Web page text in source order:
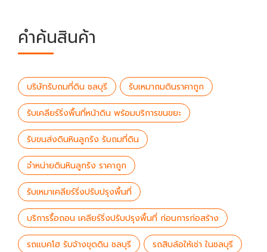
คำค้นสินค้า
บริษัทรับถมที่ดิน ชลบุรี รับเหมาถมดินราคาถูก
รับเคลียร์ริ่งพื้นที่หน้าดิน พร้อมบริการขนขยะ
รับขนส่งดินหินลูกรัง รับถมที่ดิน
จำหน่ายดินหินลูกรัง ราคาถูก
รับเหมาเคลียร์ริ่งปรับปรุงพื้นที่
บริการรื้อถอน เคลียร์ริ่งปรับปรุงพื้นที่ ก่อนการก่อสร้าง
รถแบคโฮ รับจ้างขุดดิน ชลบุรี รถสิบล้อให้เช่า ในชลบุรี